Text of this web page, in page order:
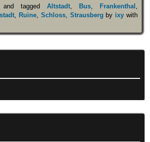
tagged Altstadt, Bus, Frankenthal
Ruine Schloss, Strausberg by ixy with